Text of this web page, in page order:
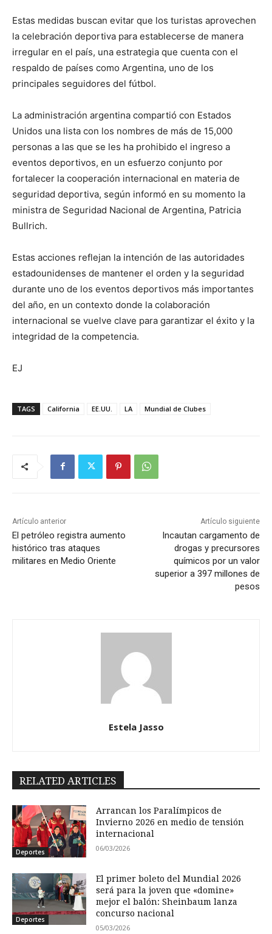
Estas medidas buscan evitar que los turistas aprovechen
la celebración deportiva para establecerse de manera
irregular en el país, una estrategia que cuenta con el
respaldo de países como Argentina, uno de los
principales seguidores del fútbol.
La administración argentina compartió con Estados
Unidos una lista con los nombres de más de 15,000
personas a las que se les ha prohibido el ingreso a
eventos deportivos, en un esfuerzo conjunto por
fortalecer la cooperación internacional en materia de
seguridad deportiva, según informó en su momento la
ministra de Seguridad Nacional de Argentina, Patricia
Bullrich.
Estas acciones reflejan la intención de las autoridades
estadounidenses de mantener el orden y la seguridad
durante uno de los eventos deportivos más importantes
del año, en un contexto donde la colaboración
internacional se vuelve clave para garantizar el éxito y la
integridad de la competencia.
EJ
TAGS California EE.UU. LA Mundial de Clubes
Artículo anterior
El petróleo registra aumento
histórico tras ataques
militares en Medio Oriente
Artículo siguiente
Incautan cargamento de
drogas y precursores
químicos por un valor
superior a 397 millones de
pesos
Estela Jasso
RELATED ARTICLES
Deportes
Arrancan los Paralímpicos de
Invierno 2026 en medio de tensión
internacional
06/03/2026
Deportes
El primer boleto del Mundial 2026
será para la joven que «domine»
mejor el balón: Sheinbaum lanza
concurso nacional
05/03/2026